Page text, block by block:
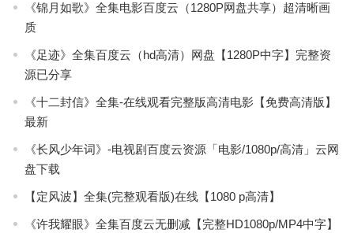
《锦月如歌》全集电影百度云（1280P网盘共享）超清晰画
质
《足迹》全集百度云（hd高清）网盘【1280P中字】完整资
源已分享
《十二封信》全集-在线观看完整版高清电影【免费高清版】
最新
《长风少年词》-电视剧百度云资源「电影/1080p/高清」云网
盘下载
【定风波】全集(完整观看版)在线【1080 p高清】
《许我耀眼》全集百度云无删减【完整HD1080p/MP4中字】